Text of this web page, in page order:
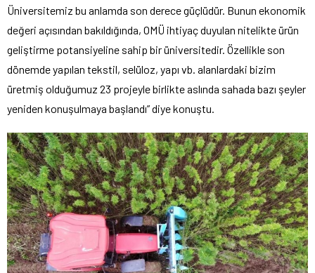
Üniversitemiz bu anlamda son derece güçlüdür. Bunun ekonomik
değeri açısından bakıldığında, OMÜ ihtiyaç duyulan nitelikte ürün
geliştirme potansiyeline sahip bir üniversitedir. Özellikle son
dönemde yapılan tekstil, selüloz, yapı vb. alanlardaki bizim
üretmiş olduğumuz 23 projeyle birlikte aslında sahada bazı şeyler
yeniden konuşulmaya başlandı” diye konuştu.